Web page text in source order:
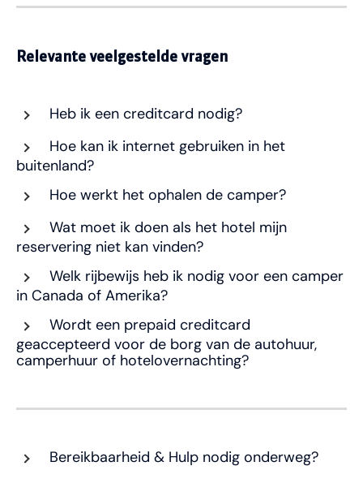
Relevante veelgestelde vragen
Heb ik een creditcard nodig?
Hoe kan ik internet gebruiken in het
buitenland?
Hoe werkt het ophalen de camper?
Wat moet ik doen als het hotel mijn
reservering niet kan vinden?
Welk rijbewijs heb ik nodig voor een camper
in Canada of Amerika?
Wordt een prepaid creditcard
geaccepteerd voor de borg van de autohuur,
camperhuur of hotelovernachting?
Bereikbaarheid & Hulp nodig onderweg?